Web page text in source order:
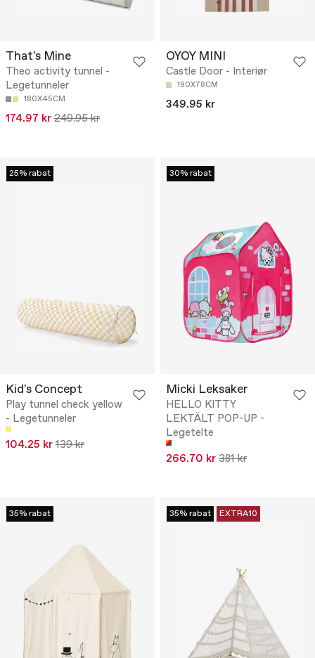
That's Mine
Theo activity tunnel -
Legetunneler
180X45CM
174.97 kr 249.95 kr
OYOY MINI
Castle Door - Interiør
190X78CM
349.95 kr
25% rabat
Kid's Concept
Play tunnel check yellow
- Legetunneler
104.25 kr 139 kr
30% rabat
Micki Leksaker
HELLO KITTY
LEKTÄLT POP-UP -
Legetelte
266.70 kr 381 kr
35% rabat 35% rabat EXTRA10